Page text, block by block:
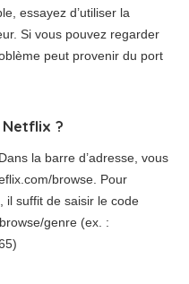
essayez d’utiliser la
Si vous pouvez regarder
peut provenir du port
?
la barre d’adresse, vous
browse. Pour
il suffit de saisir le code
genre (ex. :